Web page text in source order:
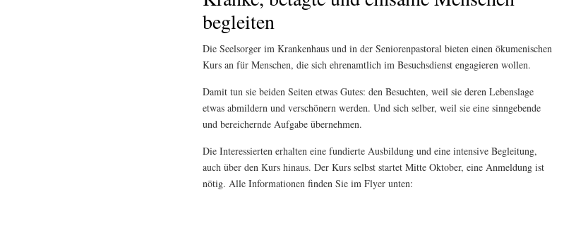
begleiten
Die Seelsorger im Krankenhaus und in der Seniorenpastoral bieten einen ökumenischen
Kurs an für Menschen, die sich ehrenamtlich im Besuchsdienst engagieren wollen.
Damit tun sie beiden Seiten etwas Gutes: den Besuchten, weil sie deren Lebenslage
etwas abmildern und verschönern werden. Und sich selber, weil sie eine sinngebende
und bereichernde Aufgabe übernehmen.
Die Interessierten erhalten eine fundierte Ausbildung und eine intensive Begleitung,
auch über den Kurs hinaus. Der Kurs selbst startet Mitte Oktober, eine Anmeldung ist
nötig. Alle Informationen finden Sie im Flyer unten: